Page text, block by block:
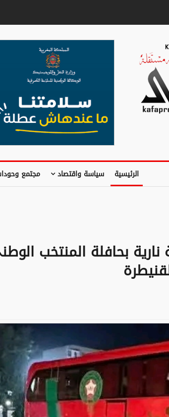
الرئيسية سياسة واقتصاد مجتمع
بحافلة المنتخب